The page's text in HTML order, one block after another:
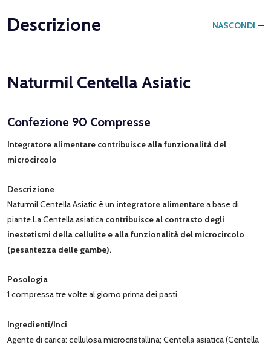
Descrizione NASCONDI
Naturmil Centella Asiatic
Confezione 90 Compresse
Integratore alimentare contribuisce alla funzionalità del
microcircolo
Descrizione
Naturmil Centella Asiatic è un integratore alimentarea base di
piante.La Centella asiatica contribuisce al contrasto degli
inestetismi della cellulite e alla funzionalità del microcircolo
(pesantezza delle gambe).
Posologia
1 compressa tre volte al giorno prima dei pasti
Ingredienti/Inci
Agente di carica: cellulosa microcristallina; Centella asiatica (Centella